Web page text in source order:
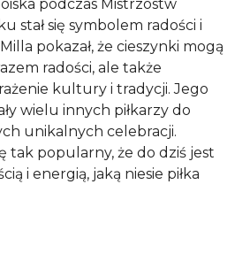
podczas Mistrzostw
stał się symbolem radości i
pokazał, że cieszynki mogą
radości, ale także
kultury i tradycji. Jego
wielu innych piłkarzy do
unikalnych celebracji.
tak popularny, że do dziś jest
i energią, jaką niesie piłka